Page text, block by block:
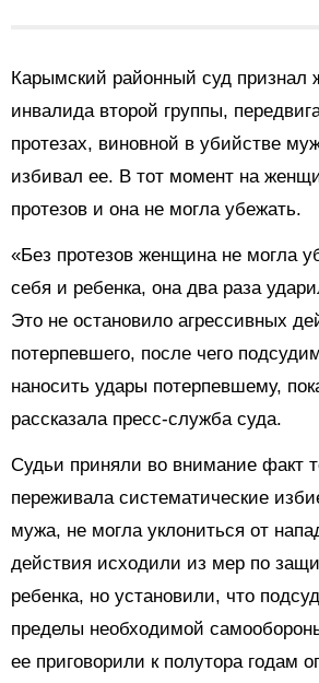
Карымский районный суд признал
инвалида второй группы,
протезах, виновной в убийстве
избивал ее. В тот момент на
протезов и она не могла убежать.
«Без протезов женщина не могла
себя и ребенка, она два раза
Это не остановило агрессивных
потерпевшего, после чего
наносить удары потерпевшему,
рассказала пресс-служба суда.
Судьи приняли во внимание факт
переживала систематические
мужа, не могла уклониться от
действия исходили из мер по
ребенка, но установили, что
пределы необходимой
ее приговорили к полутора годам